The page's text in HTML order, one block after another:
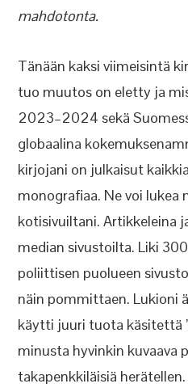
mahdotonta.
Tänään kaksi viimeisintä
tuo muutos on eletty ja
2023–2024 sekä
globaalina
kirjojani on julkaisut
monografiaa. Ne voi lukea
kotisivuiltani. Artikkeleina
median sivustoilta. Liki
poliittisen puolueen
näin pommittaen. Lukioni
käytti juuri tuota käsitettä
minusta hyvinkin kuvaava
takapenkkiläisiä